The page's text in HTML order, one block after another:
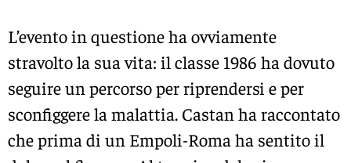
L’evento in questione ha ovviamente
stravolto la sua vita: il classe 1986 ha dovuto
seguire un percorso per riprendersi e per
sconfiggere la malattia. Castan ha raccontato
che prima di un Empoli-Roma ha sentito il